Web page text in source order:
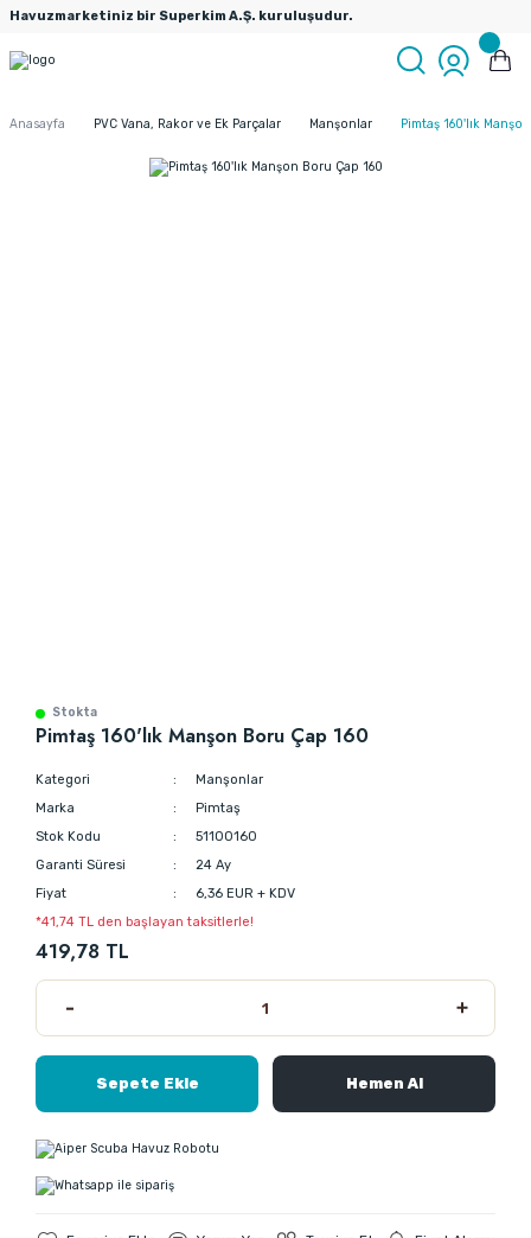
Havuzmarketiniz bir Superkim A.Ş. kuruluşudur.
Anasayfa PVC Vana, Rakor ve Ek Parçalar Manşonlar Pimtaş 160'lık
Stokta
Pimtaş 160'lık Manşon Boru Çap 160
Kategori
Manşonlar
Marka
Pimtaş
Stok Kodu
51100160
Garanti Süresi
24 Ay
Fiyat
6,36 EUR + KDV
*41,74 TL den başlayan taksitlerle!
419,78 TL
Sepete Ekle Hemen Al